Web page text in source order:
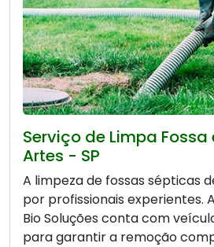
Serviço de Limpa
Artes - SP
A limpeza de fossas sépticas
por profissionais experientes.
Bio Soluções conta com
para garantir a remoção